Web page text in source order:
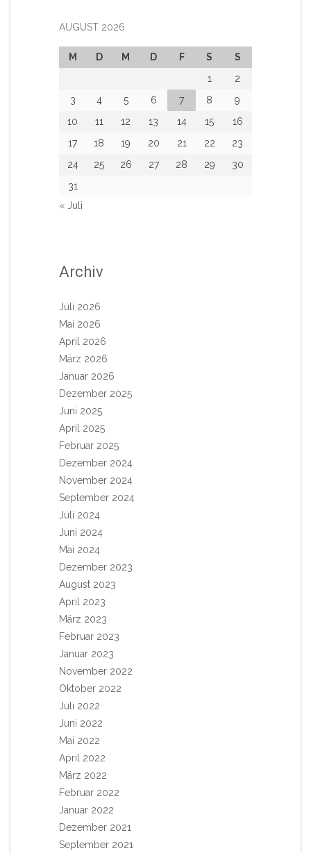
AUGUST 2026
M D M D F S
S
1
2
3
4 5 6 7 8
9
10
11 12 13 14 15
16
17
18 19 20 21 22
23
24
25 26 27 28 29
30
31
« Juli
Archiv
Juli 2026
Mai 2026
April 2026
März 2026
Januar 2026
Dezember 2025
Juni 2025
April 2025
Februar 2025
Dezember 2024
November 2024
September 2024
Juli 2024
Juni 2024
Mai 2024
Dezember 2023
August 2023
April 2023
März 2023
Februar 2023
Januar 2023
November 2022
Oktober 2022
Juli 2022
Juni 2022
Mai 2022
April 2022
März 2022
Februar 2022
Januar 2022
Dezember 2021
September 2021